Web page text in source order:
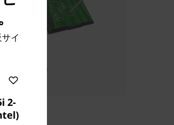
¥168,700
イ
2-